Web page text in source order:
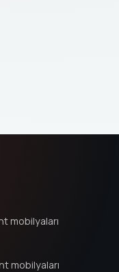
mobilyaları
mobilyaları